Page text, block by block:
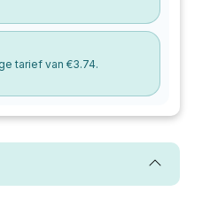
tarief van €3.74.